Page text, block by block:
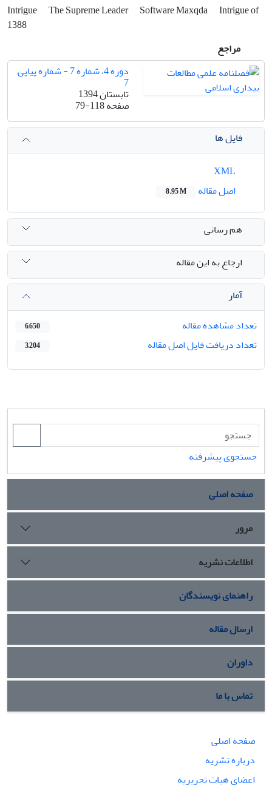
Intrigue The Supreme Leader Software Maxqda
Intrigue of
1388
مراجع
دوره 4، شماره 7 - شماره پیاپی
7
تابستان 1394
صفحه79-118
فایل ها
اصل مقاله
8.95 M
هم رسانی
ارجاع به این مقاله
آمار
تعداد مشاهده مقاله
6,650
تعداد دریافت فایل اصل مقاله 3,204
جستجوی پیشرفته
صفحه اصلی
مرور
اطلاعات نشریه
راهنمای نویسندگان
ارسال مقاله
داوران
تماس با ما
صفحه اصلی
درباره نشریه
اعضای هیات تحریریه